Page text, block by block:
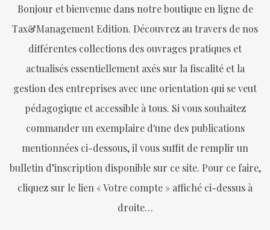
Bonjour et bienvenue dans notre boutique en ligne de
Tax&Management Edition. Découvrez au travers de nos
différentes collections des ouvrages pratiques et
actualisés essentiellement axés sur la fiscalité et la
gestion des entreprises avec une orientation qui se veut
pédagogique et accessible à tous. Si vous souhaitez
commander un exemplaire d'une des publications
mentionnées ci-dessous, il vous suffit de remplir un
bulletin d’inscription disponible sur ce site. Pour ce faire,
cliquez sur le lien « Votre compte » affiché ci-dessus à
droite…